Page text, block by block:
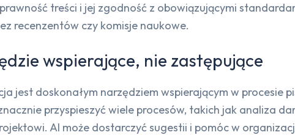
treści i jej zgodność z obowiązującymi
recenzentów czy komisje naukowe.
wspierające, nie zastępujące
jest doskonałym narzędziem wspierającym w procesie
przyspieszyć wiele procesów, takich jak analiza
AI może dostarczyć sugestii i pomóc w